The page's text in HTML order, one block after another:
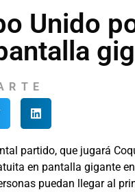
Unido
partido, que jugará
en pantalla gigante
puedan llegar al